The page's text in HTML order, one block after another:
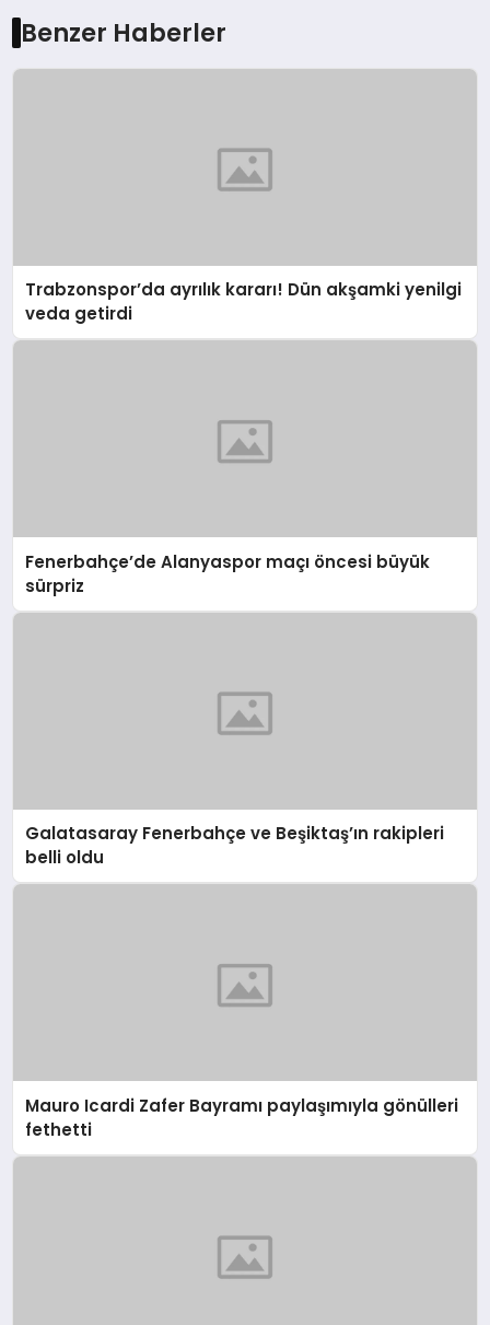
Benzer Haberler
Trabzonspor’da ayrılık kararı! Dün akşamki yenilgi
veda getirdi
Fenerbahçe’de Alanyaspor maçı öncesi büyük
sürpriz
Galatasaray Fenerbahçe ve Beşiktaş’ın rakipleri
belli oldu
Mauro Icardi Zafer Bayramı paylaşımıyla gönülleri
fethetti